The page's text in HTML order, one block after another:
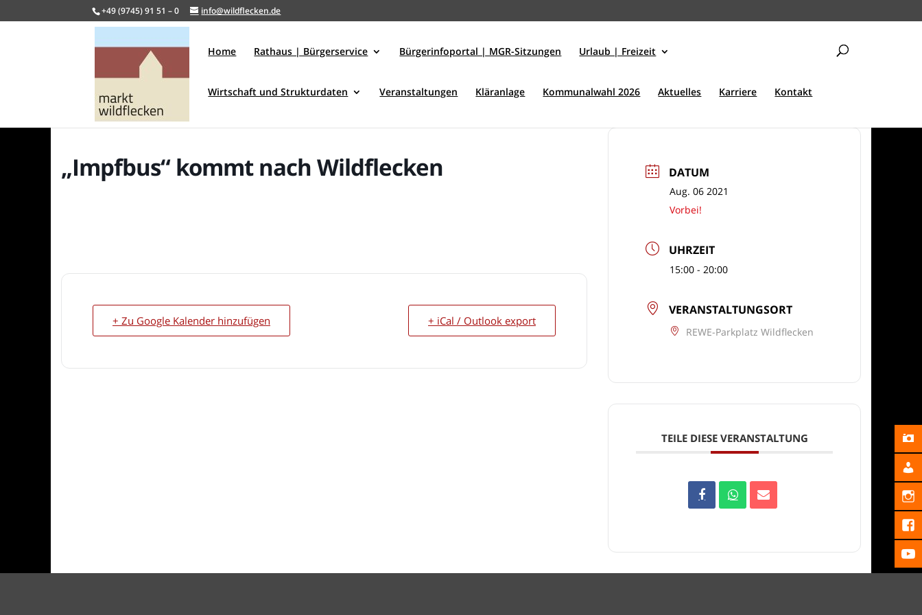
+49 (9745) 91 51 – 0 info@wildflecken.de
Home Rathaus | Bürgerservice Bürgerinfoportal | MGR-Sitzungen Urlaub | Freizeit
Wirtschaft und Strukturdaten Veranstaltungen Kläranlage Kommunalwahl 2026 Aktuelles Karriere Kontakt
„Impfbus“ kommt nach Wildflecken
+ Zu Google Kalender hinzufügen + iCal / Outlook export
DATUM
Aug. 06 2021
Vorbei!
UHRZEIT
15:00 - 20:00
VERANSTALTUNGSORT
REWE-Parkplatz Wildflecken
TEILE DIESE VERANSTALTUNG